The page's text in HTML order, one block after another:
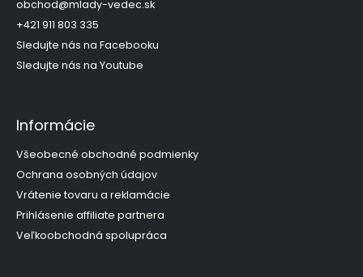
obchod@mlady-vedec.sk
+421 911 803 335
Sledujte nás na Facebooku
Sledujte nás na Youtube
Informácie
Všeobecné obchodné podmienky
Ochrana osobných údajov
Vrátenie tovaru a reklamácie
Prihlásenie affiliate partnera
Veľkoobchodná spolupráca